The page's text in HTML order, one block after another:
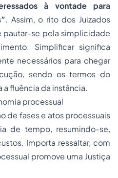
à vontade para
. Assim, o rito dos Juizados
pautar-se pela simplicidade
Simplificar significa
necessários para chegar
sendo os termos do
fluência da instância.
processual
de fases e atos processuais
de tempo, resumindo-se,
Importa ressaltar, com
promove uma Justiça